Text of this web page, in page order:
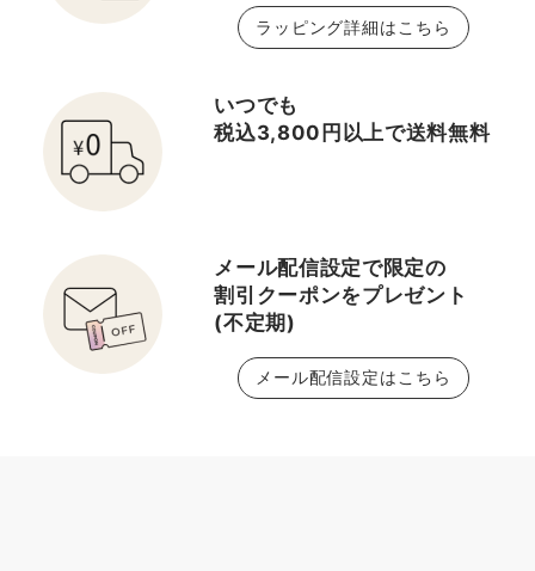
ラッピング詳細はこちら
いつでも
税込3,800円以上で送料無料
メール配信設定で限定の
割引クーポンをプレゼント
(不定期)
メール配信設定はこちら